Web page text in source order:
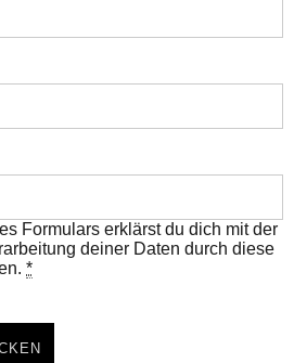
Formulars erklärst du dich mit der
deiner Daten durch diese
*